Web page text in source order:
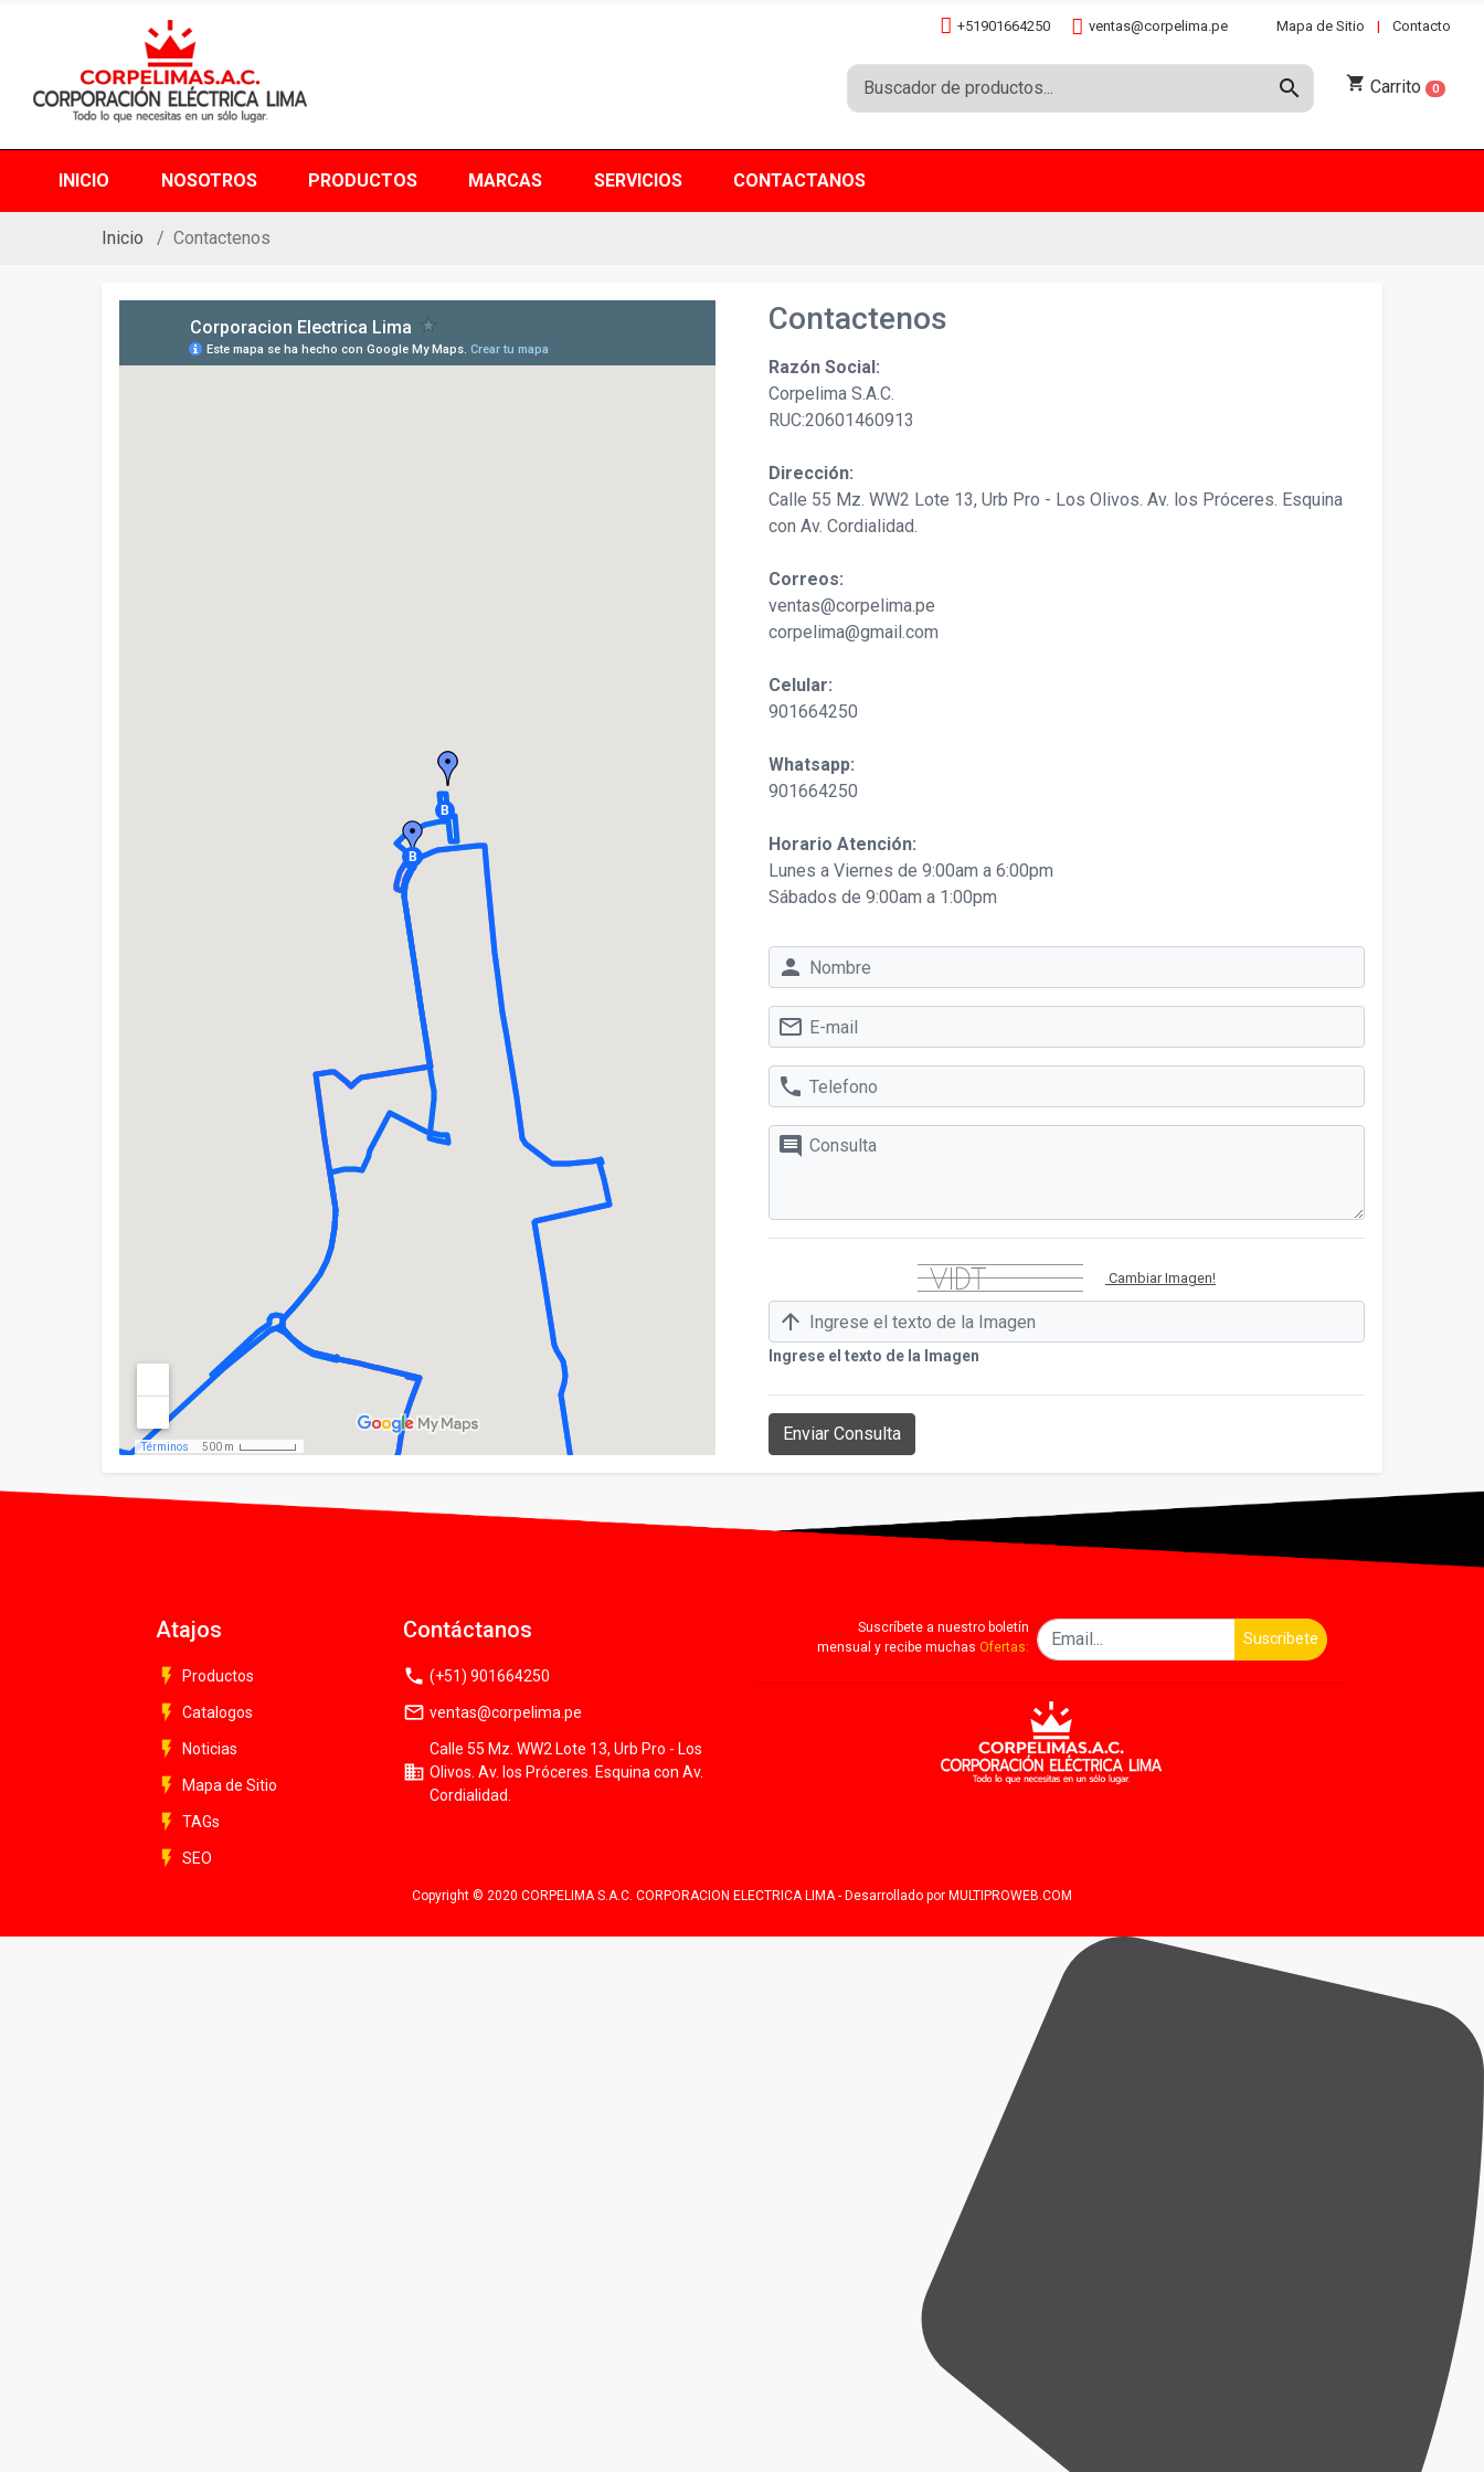
+51901664250 ventas@corpelima.pe Mapa de Sitio | Contacto
search shopping_cart Carrito 0
INICIO NOSOTROS PRODUCTOS MARCAS SERVICIOS CONTACTANOS
Inicio Contactenos
Contactenos
Razón Social:
Corpelima S.A.C.
RUC:20601460913
Dirección:
Calle 55 Mz. WW2 Lote 13, Urb Pro - Los Olivos. Av. los Próceres. Esquina
con Av. Cordialidad.
Correos:
ventas@corpelima.pe
corpelima@gmail.com
Celular:
901664250
Whatsapp:
901664250
Horario Atención:
Lunes a Viernes de 9:00am a 6:00pm
Sábados de 9:00am a 1:00pm
person
mail_outline
phone
comment
Cambiar Imagen!
arrow_upward
Ingrese el texto de la Imagen
Enviar Consulta
Atajos
flash_on Productos
flash_on Catalogos
flash_on Noticias
flash_on Mapa de Sitio
flash_on TAGs
flash_on SEO
Contáctanos
phone (+51) 901664250
mail_outline ventas@corpelima.pe
business
Calle 55 Mz. WW2 Lote 13, Urb Pro - Los
Olivos. Av. los Próceres. Esquina con Av.
Cordialidad.
Suscríbete a nuestro boletín
mensual y recibe muchas Ofertas: Suscribete
Copyright © 2020 CORPELIMA S.A.C. CORPORACION ELECTRICA LIMA - Desarrollado por MULTIPROWEB.COM